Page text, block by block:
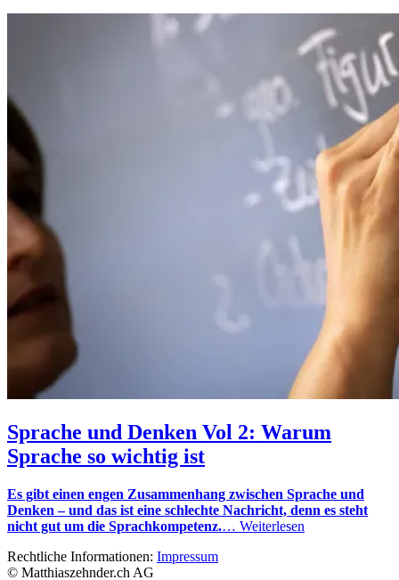
Sprache und Denken Vol 2: Warum
Sprache so wichtig ist
Es gibt einen engen Zusammenhang zwischen Sprache und
Denken – und das ist eine schlechte Nachricht, denn es steht
nicht gut um die Sprachkompetenz.… Weiterlesen
Rechtliche Informationen: Impressum
© Matthiaszehnder.ch AG